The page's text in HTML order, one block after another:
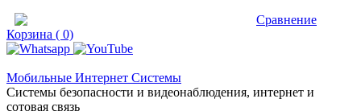
Сравнение
Корзина ( 0)
Мобильные Интернет Системы
Системы безопасности и видеонаблюдения, интернет и
сотовая связь